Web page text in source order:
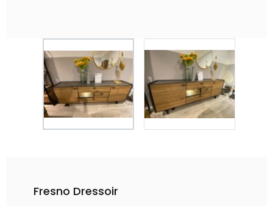
Fresno Dressoir